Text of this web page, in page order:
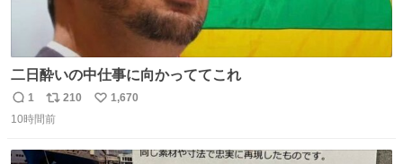
二日酔いの中仕事に向かっててこれ
返
信
1
リ
ポ
210
い
1,670
10時間前